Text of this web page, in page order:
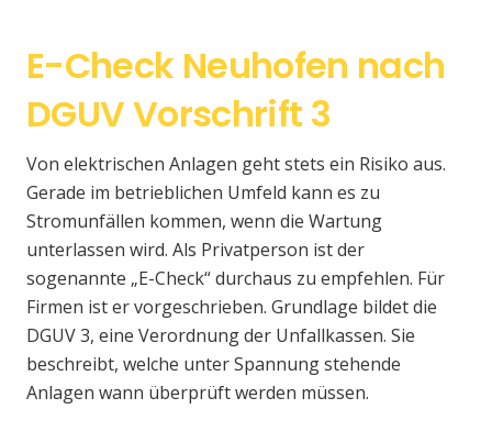
E-Check Neuhofen nach
DGUV Vorschrift 3
Von elektrischen Anlagen geht stets ein Risiko aus.
Gerade im betrieblichen Umfeld kann es zu
Stromunfällen kommen, wenn die Wartung
unterlassen wird. Als Privatperson ist der
sogenannte „E-Check“ durchaus zu empfehlen. Für
Firmen ist er vorgeschrieben. Grundlage bildet die
DGUV 3, eine Verordnung der Unfallkassen. Sie
beschreibt, welche unter Spannung stehende
Anlagen wann überprüft werden müssen.